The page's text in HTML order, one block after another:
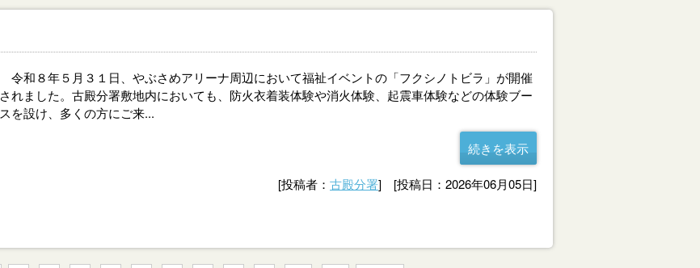
令和８年５月３１日、やぶさめアリーナ周辺において福祉イベントの「フクシノトビラ」が開催
されました。古殿分署敷地内においても、防火衣着装体験や消火体験、起震車体験などの体験ブー
スを設け、多くの方にご来...
続きを表示
[投稿者： 古殿分署] [投稿日：2026年06月05日]